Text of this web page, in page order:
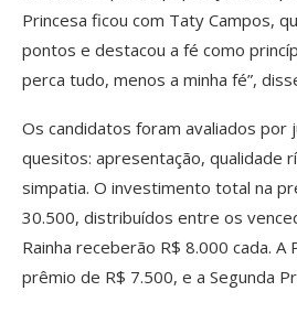
Princesa ficou com Taty Campos,
pontos e destacou a fé como
perca tudo, menos a minha fé”,
Os candidatos foram avaliados por
quesitos: apresentação, qualidade
simpatia. O investimento total na
30.500, distribuídos entre os
Rainha receberão R$ 8.000 cada.
prêmio de R$ 7.500, e a Segunda